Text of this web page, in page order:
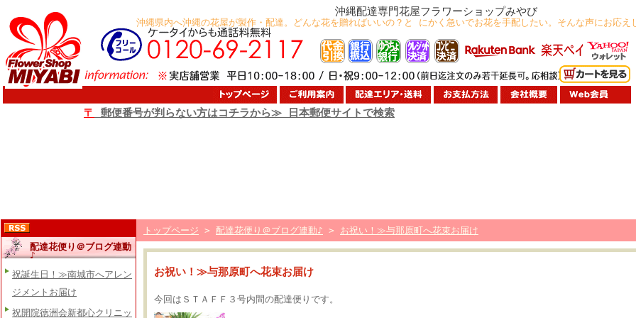
配達花便り＠ブログ連動
♪
祝誕生日！≫南城市へアレン
ジメントお届け
祝開院徳洲会新都心クリニッ
沖縄配達専門花屋フラワーショップみやび
沖縄県内へ沖縄の花屋が製作・配達。どんな花を贈ればいいの？と にかく急いでお花を手配したい。そんな声にお応え
〒 郵便番号が判らない方はコチラから≫ 日本郵便サイトで検索
トップページ > 配達花便り＠ブログ連動♪ > お祝い！≫与那原町へ花束お届け
お祝い！≫与那原町へ花束お届け
今回はＳＴＡＦＦ３号内間の配達便りです。